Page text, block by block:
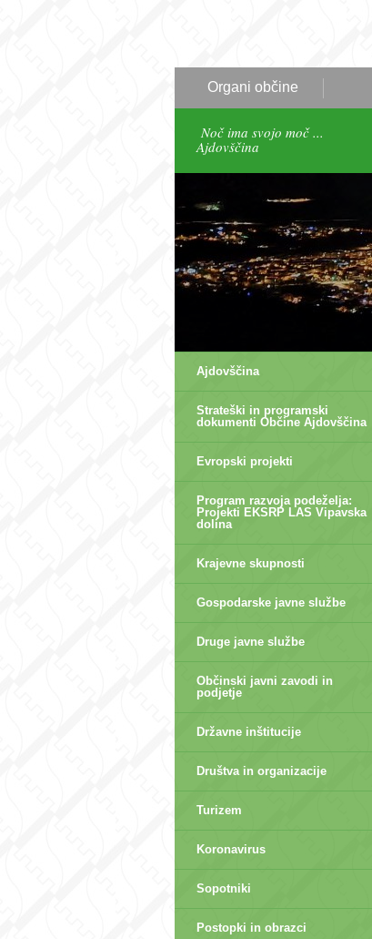
Organi občine
Noč ima svojo moč ...
Ajdovščina
Ajdovščina
Strateški in programski
dokumenti Občine Ajdovščina
Evropski projekti
Program razvoja podeželja:
Projekti EKSRP LAS Vipavska
dolina
Krajevne skupnosti
Gospodarske javne službe
Druge javne službe
Občinski javni zavodi in
podjetje
Državne inštitucije
Društva in organizacije
Turizem
Koronavirus
Sopotniki
Postopki in obrazci